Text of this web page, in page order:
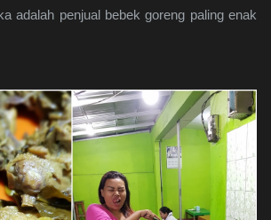
adalah penjual bebek goreng paling enak